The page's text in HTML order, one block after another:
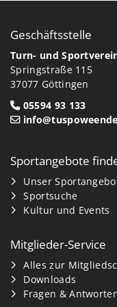
Geschäftsstelle
Turn- und
Springstraße 115
37077 Göttingen
05594 93 133
Sportangebote
Unser
Sportsuche
Kultur und Events
Mitglieder-Service
Alles zur
Downloads
Fragen &